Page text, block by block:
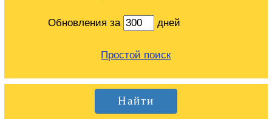
Обновления за дней
Простой поиск